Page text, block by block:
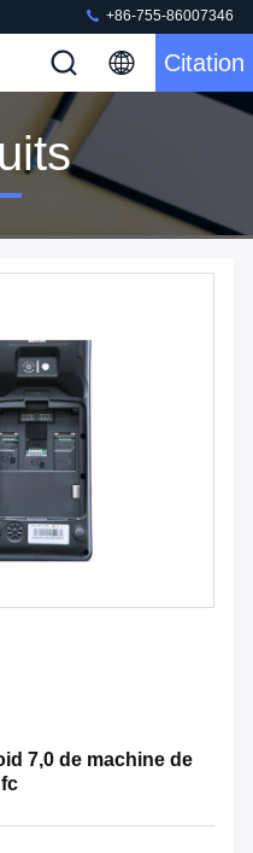
+86-755-86007346
Citation
7,0 de machine de